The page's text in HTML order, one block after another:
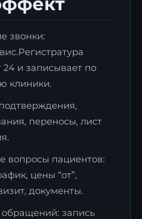
звонки:
24 и записывает по
клиники.
переносы, лист
вопросы пациентов:
цены “от”,
документы.
запись